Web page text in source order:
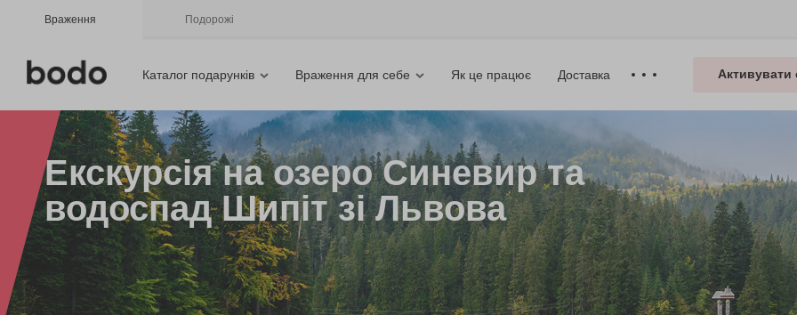
Враження Подорожі
Каталог подарунків Враження для себе Як це працює Доставка Активувати
Екскурсія на озеро Синевир та
водоспад Шипіт зі Львова